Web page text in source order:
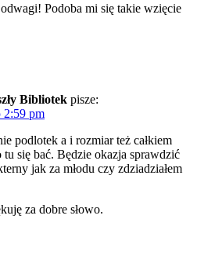
Podoba mi się takie wzięcie
Bibliotek pisze:
2:59 pm
podlotek a i rozmiar też całkiem
się bać. Będzie okazja sprawdzić
jak za młodu czy zdziadziałem
za dobre słowo.